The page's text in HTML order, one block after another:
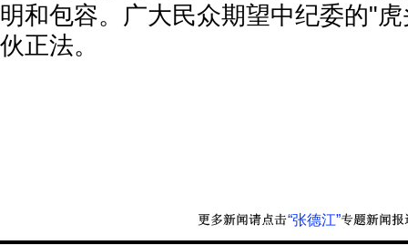
明和包容。广大民众期望中纪委的"
伙正法。
“张德江”